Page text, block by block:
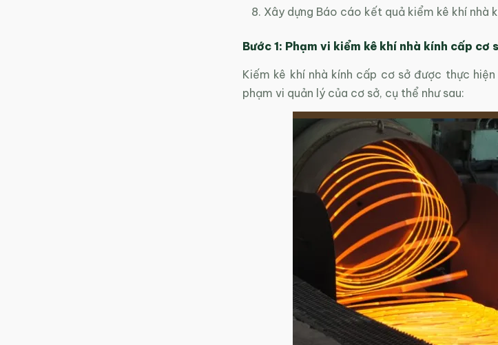
Xây dựng Báo cáo kết quả kiểm kê khí nhà
Bước 1: Phạm vi kiểm kê khí nhà kính cấp cơ
Kiếm kê khí nhà kính cấp cơ sở được thực
phạm vi quản lý của cơ sở, cụ thể như sau: